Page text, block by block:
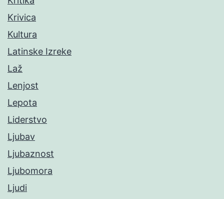
Krivica
Kultura
Latinske Izreke
Laž
Lenjost
Lepota
Liderstvo
Ljubav
Ljubaznost
Ljubomora
Ljudi